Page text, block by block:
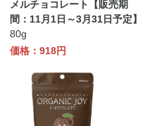
メルチョコレート【販売期
間：11月1日～3月31日予定】
80g
価格：918円